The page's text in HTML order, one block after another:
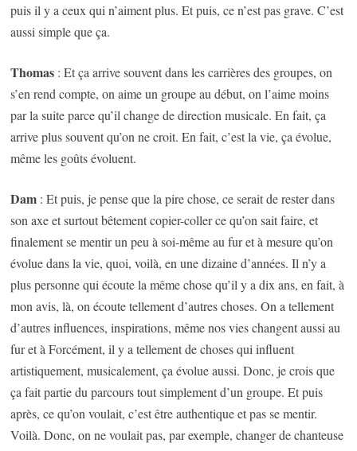
puis il y a ceux qui n’aiment plus. Et puis, ce n’est pas grave. C’est
aussi simple que ça.
Thomas : Et ça arrive souvent dans les carrières des groupes, on
s’en rend compte, on aime un groupe au début, on l’aime moins
par la suite parce qu’il change de direction musicale. En fait, ça
arrive plus souvent qu’on ne croit. En fait, c’est la vie, ça évolue,
même les goûts évoluent.
Dam : Et puis, je pense que la pire chose, ce serait de rester dans
son axe et surtout bêtement copier-coller ce qu’on sait faire, et
finalement se mentir un peu à soi-même au fur et à mesure qu’on
évolue dans la vie, quoi, voilà, en une dizaine d’années. Il n’y a
plus personne qui écoute la même chose qu’il y a dix ans, en fait, à
mon avis, là, on écoute tellement d’autres choses. On a tellement
d’autres influences, inspirations, même nos vies changent aussi au
fur et à Forcément, il y a tellement de choses qui influent
artistiquement, musicalement, ça évolue aussi. Donc, je crois que
ça fait partie du parcours tout simplement d’un groupe. Et puis
après, ce qu’on voulait, c’est être authentique et pas se mentir.
Voilà. Donc, on ne voulait pas, par exemple, changer de chanteuse